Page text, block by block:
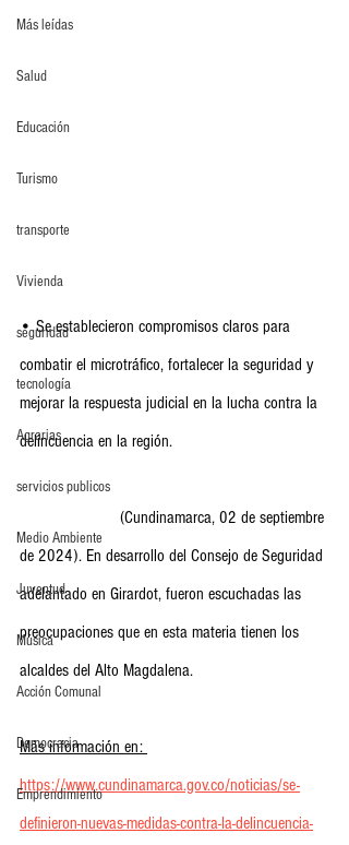
Más leídas
Salud
Educación
Turismo
transporte
Vivienda
seguridad
tecnología
Agrarias
servicios publicos
Medio Ambiente
Juventud
Música
Acción Comunal
Democracia
Emprendimiento
• Se establecieron compromisos claros para
combatir el microtráfico, fortalecer la seguridad y
mejorar la respuesta judicial en la lucha contra la
delincuencia en la región.
de 2024). En desarrollo del Consejo de Seguridad
adelantado en Girardot, fueron escuchadas las
preocupaciones que en esta materia tienen los
alcaldes del Alto Magdalena.
Más información en:
https://www.cundinamarca.gov.co/noticias/se-
definieron-nuevas-medidas-contra-la-delincuencia-